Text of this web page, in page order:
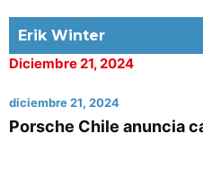
Erik Winter
Diciembre 21, 2024
diciembre 21, 2024
Porsche Chile anuncia